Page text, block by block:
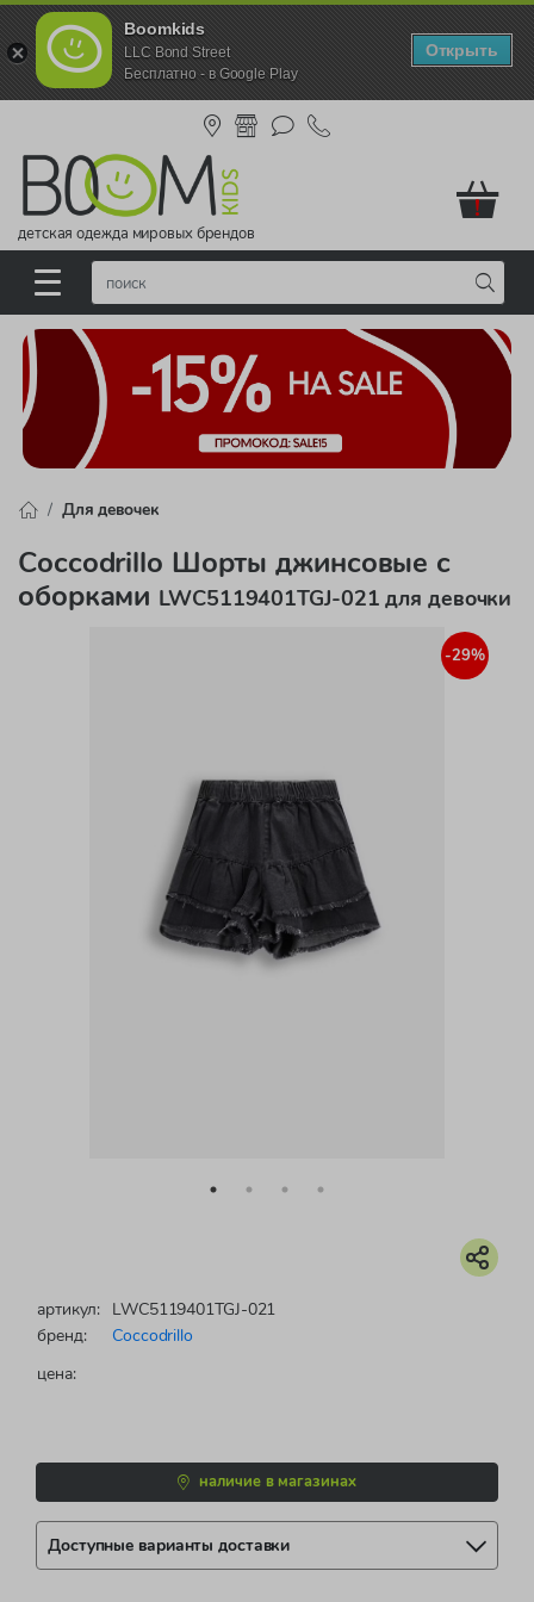
Boomkids
LLC Bond Street
Бесплатно - в Google Play
Открыть
детская одежда мировых брендов
!
Для девочек
Coccodrillo Шорты джинсовые с
оборками LWC5119401TGJ-021 для девочки
-29%
артикул: LWC5119401TGJ-021
бренд:
Coccodrillo
цена:
наличие в магазинах
Доступные варианты доставки